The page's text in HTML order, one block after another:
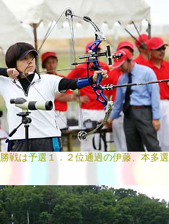
戦は予選１．２位通過の伊藤、本多